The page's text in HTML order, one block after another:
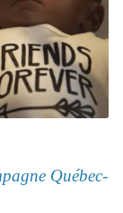
Québec-